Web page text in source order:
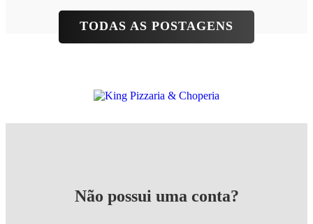
TODAS AS POSTAGENS
Não possui uma conta?